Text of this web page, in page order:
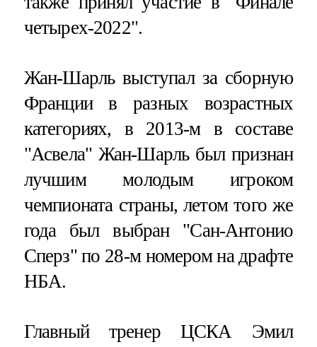
четырех-2022".
Жан-Шарль выступал за сборную
Франции в разных возрастных
категориях, в 2013-м в составе
"Асвела" Жан-Шарль был признан
лучшим молодым игроком
чемпионата страны, летом того же
года был выбран "Сан-Антонио
Сперз" по 28-м номером на драфте
НБА.
Главный тренер ЦСКА Эмил